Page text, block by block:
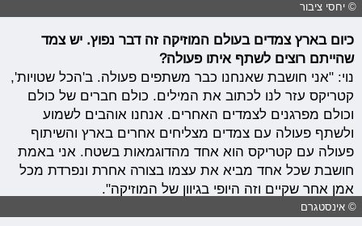
© יחסי ציבור
כיום בארץ צמדים בעולם המוזיקה זה דבר נפוץ. יש צמד
שהייתם רוצים לשתף איתו פעולה?
נוי: "אני חושבת שאנחנו כבר משתפים פעולה. ב'הכל שטויות',
קטריקס עזר לנו לכתוב את המילים. כולם חברים של כולם
וכולם מפרגנים לצמדים האחרים. אנחנו אוהבים לשמוע
ולשתף פעולה עם צמדים מצליחים אחרים בארץ והשיתוף
פעולה עם קטריקס הוא אחד מהדוגמאות בשטח. אני באמת
חושבת שכל אחד מביא את עצמו בצורה אחרת ונפרדת מכל
אמן אחר שקיים וזה היופי בגיוון של המוזיקה".
© אינסטגרם